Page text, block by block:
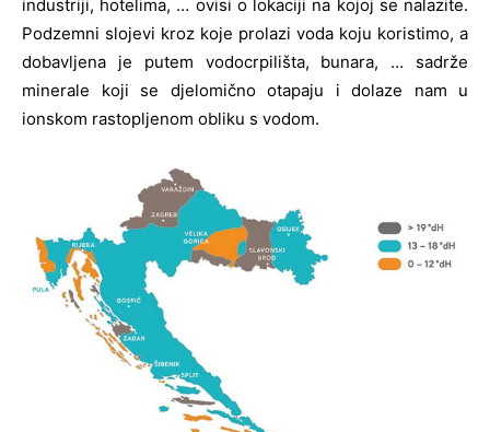
industriji, hotelima, … ovisi o lokaciji na kojoj se nalazite.
Podzemni slojevi kroz koje prolazi voda koju koristimo, a
dobavljena je putem vodocrpilišta, bunara, … sadrže
minerale koji se djelomično otapaju i dolaze nam u
ionskom rastopljenom obliku s vodom.